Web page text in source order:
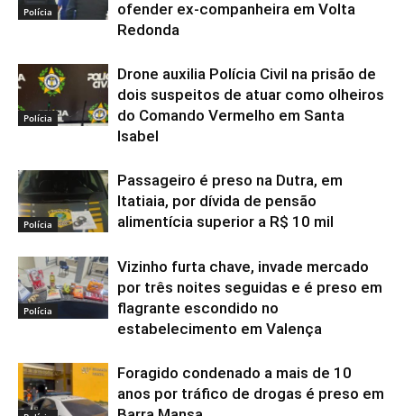
Polícia
ofender ex-companheira em Volta
Redonda
Polícia
Drone auxilia Polícia Civil na prisão de
dois suspeitos de atuar como olheiros
do Comando Vermelho em Santa
Isabel
Polícia
Passageiro é preso na Dutra, em
Itatiaia, por dívida de pensão
alimentícia superior a R$ 10 mil
Polícia
Vizinho furta chave, invade mercado
por três noites seguidas e é preso em
flagrante escondido no
estabelecimento em Valença
Foragido condenado a mais de 10
anos por tráfico de drogas é preso em